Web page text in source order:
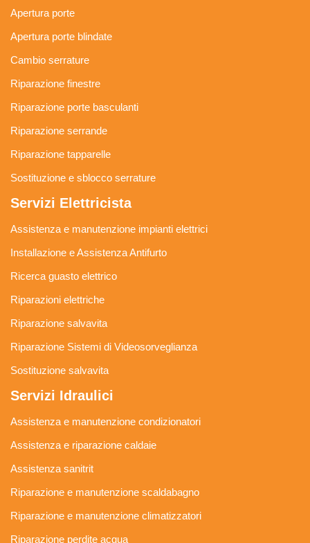
Apertura porte
Apertura porte blindate
Cambio serrature
Riparazione finestre
Riparazione porte basculanti
Riparazione serrande
Riparazione tapparelle
Sostituzione e sblocco serrature
Servizi Elettricista
Assistenza e manutenzione impianti elettrici
Installazione e Assistenza Antifurto
Ricerca guasto elettrico
Riparazioni elettriche
Riparazione salvavita
Riparazione Sistemi di Videosorveglianza
Sostituzione salvavita
Servizi Idraulici
Assistenza e manutenzione condizionatori
Assistenza e riparazione caldaie
Assistenza sanitrit
Riparazione e manutenzione scaldabagno
Riparazione e manutenzione climatizzatori
Riparazione perdite acqua